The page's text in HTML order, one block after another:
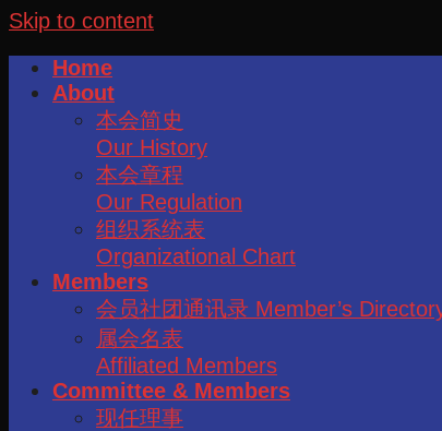
Skip to content
Home
About
本会简史
Our History
本会章程
Our Regulation
组织系统表
Organizational Chart
Members
会员社团通讯录 Member’s
属会名表
Affiliated Members
Committee & Members
现任理事